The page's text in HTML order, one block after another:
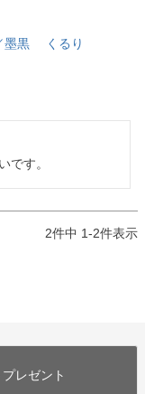
墨黒 くるり
2件中 1-2件表示
レゼント